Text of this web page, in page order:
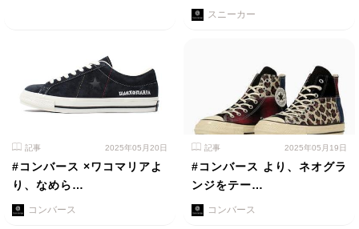
スニーカー
記事 2025年05月20日
#コンバース ×ワコマリアよ
り、なめら…
コンバース
記事 2025年05月19日
#コンバース より、ネオグラ
ンジをテー…
コンバース